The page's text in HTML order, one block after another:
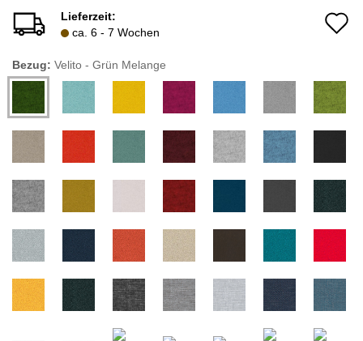
Lieferzeit:
ca. 6 - 7 Wochen
Bezug: Velito - Grün Melange